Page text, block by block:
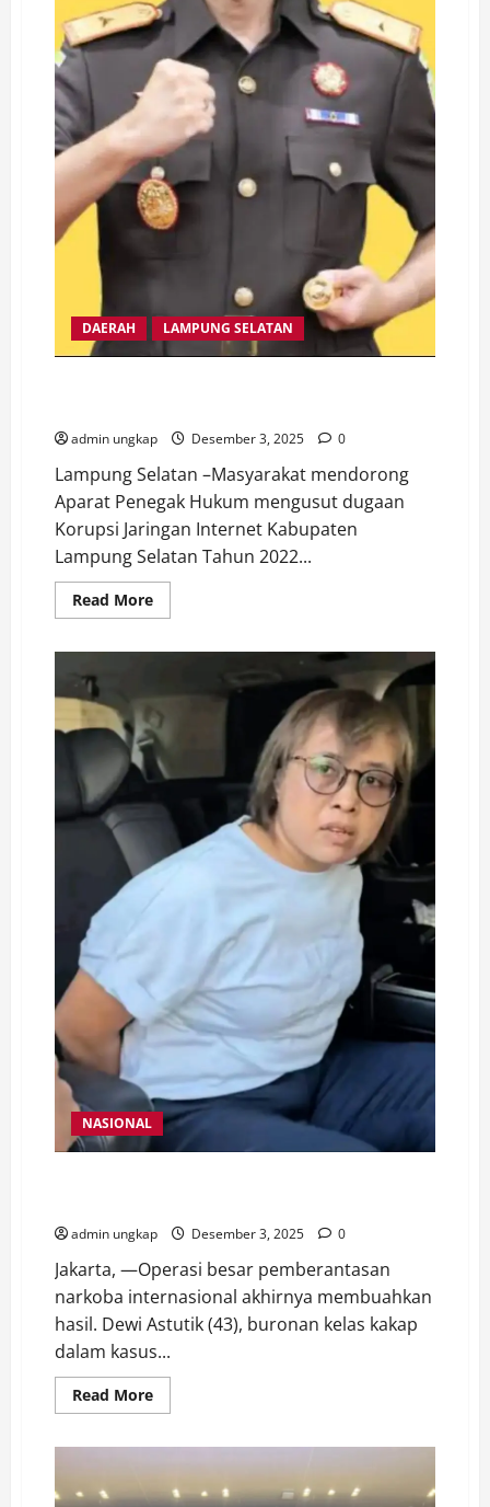
DAERAH LAMPUNG SELATAN
admin ungkap Desember 3, 2025 0
Lampung Selatan –Masyarakat mendorong
Aparat Penegak Hukum mengusut dugaan
Korupsi Jaringan Internet Kabupaten
Lampung Selatan Tahun 2022...
Read MoreRead
more
Diskriminasi,
Proyek
Jaringan
Internet
Lampung
Selatan
2023
NASIONAL
admin ungkap Desember 3, 2025 0
Jakarta, —Operasi besar pemberantasan
narkoba internasional akhirnya membuahkan
hasil. Dewi Astutik (43), buronan kelas kakap
dalam kasus...
Read MoreRead
more
Ditangkap
Kamboja,